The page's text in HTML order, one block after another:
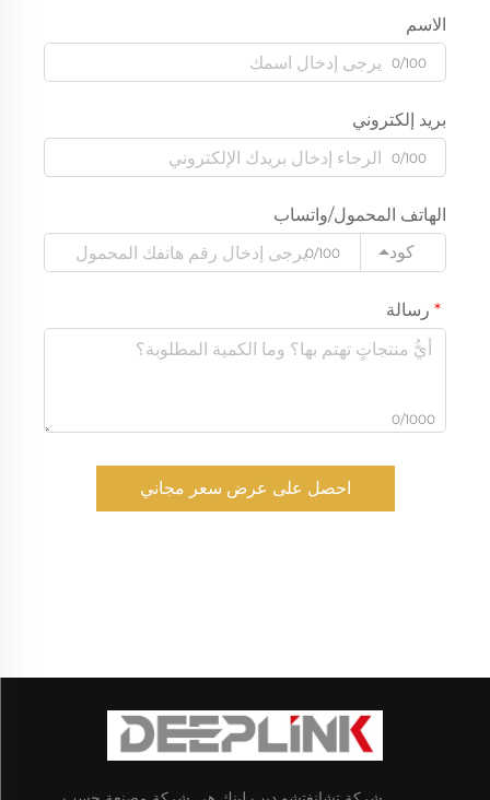
الاسم
0/100
بريد إلكتروني
0/100
الهاتف المحمول/واتساب
كود
0/100
رسالة
0/1000
احصل على عرض سعر مجاني